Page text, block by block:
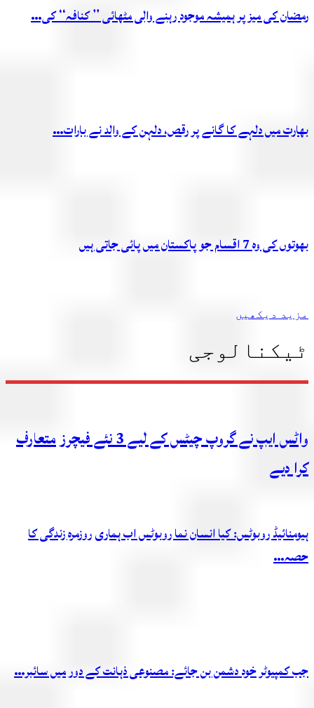
رمضان کی میز پر ہمیشہ موجود رہنے والی مٹھائی ’’ کنافہ‘‘ کی…
بھارت میں دلہے کا گانے پر رقص، دلہن کے والد نے بارات…
بھوتوں کی وہ 7 اقسام جو پاکستان میں پائی جاتی ہیں
مزید دیکھیں
ٹیکنالوجی
واٹس ایپ نے گروپ چیٹس کے لیے 3 نئے فیچرز متعارف
کرا دیے
ہیومنائیڈ روبوٹس: کیا انسان نما روبوٹس اب ہماری روزمرہ زندگی کا
حصہ…
جب کمپیوٹر خود دشمن بن جائے: مصنوعی ذہانت کے دور میں سائبر…